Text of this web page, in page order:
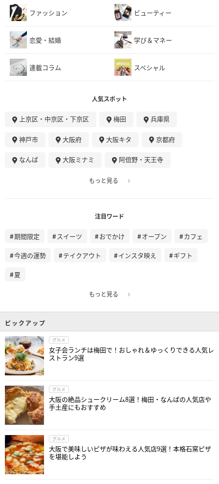
ファッション ビューティー
恋愛・結婚 学び＆マネー
連載コラム スペシャル
人気スポット
上京区・中京区・下京区 梅田 兵庫県
神戸市 大阪府 大阪キタ 京都府
なんば 大阪ミナミ 阿倍野・天王寺
もっと見る
注目ワード
期間限定 スイーツ おでかけ オープン カフェ
今週の運勢 テイクアウト インスタ映え ギフト
夏
もっと見る
ピックアップ
グルメ
女子会ランチは梅田で！おしゃれ＆ゆっくりできる人気レ
ストラン9選
グルメ
大阪の絶品シュークリーム8選！梅田・なんばの人気店や
手土産にもおすすめ
グルメ
大阪で美味しいピザが味わえる人気店9選！本格石窯ピザ
を堪能しよう